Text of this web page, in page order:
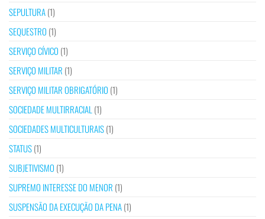
SEPULTURA(1)
SEQUESTRO (1)
SERVIÇO CÍVICO (1)
SERVIÇO MILITAR (1)
SERVIÇO MILITAR OBRIGATÓRIO (1)
SOCIEDADE MULTIRRACIAL (1)
SOCIEDADES MULTICULTURAIS(1)
STATUS(1)
SUBJETIVISMO (1)
SUPREMO INTERESSE DO MENOR (1)
SUSPENSÃO DA EXECUÇÃO DA PENA(1)